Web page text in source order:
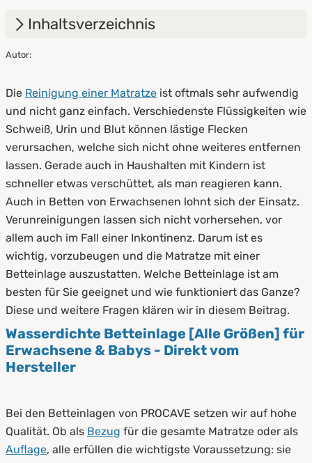
Inhaltsverzeichnis
1.
1.1 Das ist eine wasserdichte Betteinlage
1.2 Arten von wasserdichten Betteinlage
2. So funktionieren wasserdichte Betteinlagen
2.2 Anbringung der Betteinlagen
3. Deswegen brauchen Sie eine wasserdichte
Betteinlage
4.
Vorteile einer wasserdichten Betteinlage
5. Unterschied zwischen Toppern und
Betteinlagen
6. So wendet man wasserdichte Betteinlagen
7.
Pflege und Reinigung wasserdichter
Betteinlagen
Autor:
Die Reinigung einer Matratze ist oftmals sehr aufwendig
und nicht ganz einfach. Verschiedenste Flüssigkeiten wie
Schweiß, Urin und Blut können lästige Flecken
verursachen, welche sich nicht ohne weiteres entfernen
lassen. Gerade auch in Haushalten mit Kindern ist
schneller etwas verschüttet, als man reagieren kann.
Auch in Betten von Erwachsenen lohnt sich der Einsatz.
Verunreinigungen lassen sich nicht vorhersehen, vor
allem auch im Fall einer Inkontinenz. Darum ist es
wichtig, vorzubeugen und die Matratze mit einer
Betteinlage auszustatten. Welche Betteinlage ist am
besten für Sie geeignet und wie funktioniert das Ganze?
Diese und weitere Fragen klären wir in diesem Beitrag.
Wasserdichte Betteinlage [Alle Größen] für
Erwachsene & Babys - Direkt vom
Hersteller
Bei den Betteinlagen von PROCAVE setzen wir auf hohe
Qualität. Ob als Bezug für die gesamte Matratze oder als
Auflage, alle erfüllen die wichtigste Voraussetzung: sie